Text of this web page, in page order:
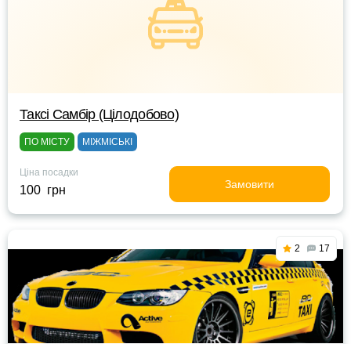
Таксі Самбір (Цілодобово)
ПО МІСТУ МІЖМІСЬКІ
Ціна посадки
100 грн Замовити
2 17